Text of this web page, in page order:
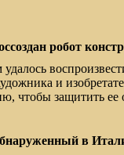
робот
и
чтобы защитить ее
в